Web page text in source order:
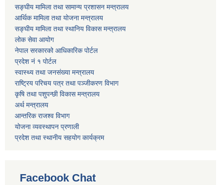
सङ्घीय मामिला तथा सामान्य प्रशासन मन्त्रालय
आर्थिक मामिला तथा योजना मन्त्रालय
सङ्घीय मामिला तथा स्थानिय विकास मन्त्रालय
लोक सेवा आयोग
नेपाल सरकारको आधिकारिक पोर्टल
प्रदेश नं १ पोर्टल
स्वास्थ्य तथा जनसंख्या मन्त्रालय
राष्ट्रिय परिचय पत्र तथा पञ्जीकरण विभाग
कृषि तथा पशुपन्छी विकास मन्त्रालय
अर्थ मन्त्रालय
आन्तरिक राजश्व विभाग
योजना व्यवस्थापन प्रणाली
प्रदेश तथा स्थानीय सहयोग कार्यक्रम
Facebook Chat